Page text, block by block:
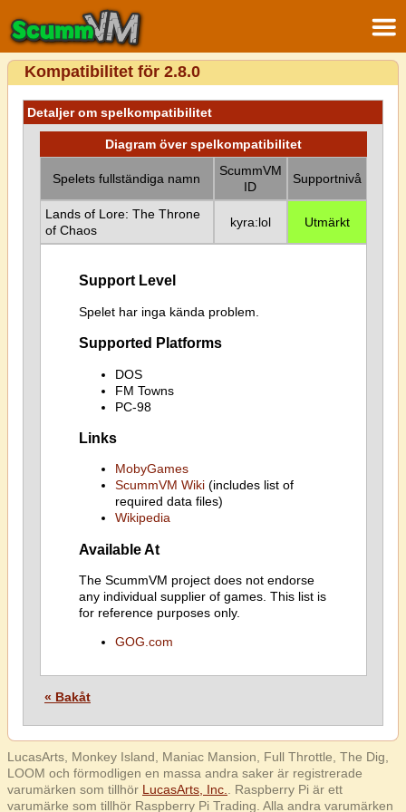
Kompatibilitet för 2.8.0
Detaljer om spelkompatibilitet
Diagram över spelkompatibilitet
Spelets fullständiga namn
ScummVM
ID
Supportnivå
Lands of Lore: The Throne
of Chaos
kyra:lol Utmärkt
Support Level
Spelet har inga kända problem.
Supported Platforms
DOS
FM Towns
PC-98
Links
MobyGames
ScummVM Wiki(includes list of
required data files)
Wikipedia
Available At
The ScummVM project does not endorse
any individual supplier of games. This list is
for reference purposes only.
GOG.com
« Bakåt
LucasArts, Monkey Island, Maniac Mansion, Full Throttle, The Dig,
LOOM och förmodligen en massa andra saker är registrerade
varumärken som tillhör LucasArts, Inc.
. Raspberry Pi är ett
varumärke som tillhör Raspberry Pi Trading. Alla andra varumärken